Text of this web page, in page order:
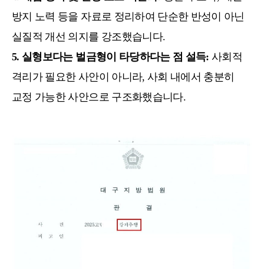
방지 노력 등을 자료로 정리하여 단순한 반성이 아닌
실질적 개선 의지를 강조했습니다.
5. 실형보다는 벌금형이 타당하다는 점 설득:사회적
격리가 필요한 사안이 아니라, 사회 내에서 충분히
교정 가능한 사안으로 구조화했습니다.